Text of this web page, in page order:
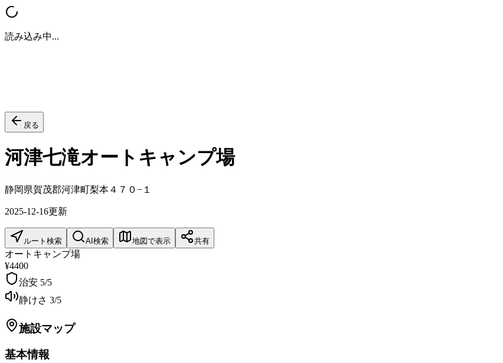
読み込み中...
戻る
河津七滝オートキャンプ場
静岡県賀茂郡河津町梨本４７０−１
2025-12-16更新
ルート検索 AI検索 地図で表示 共有
オートキャンプ場
¥4400
治安 5/5
静けさ 3/5
施設マップ
基本情報